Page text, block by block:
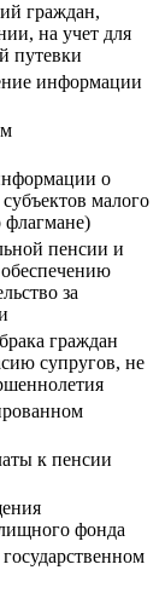
граждан,
на учет для
путевки
информации
о
малого
флагмане)
пенсии и
за
граждан
супругов, не
к пенсии
фонда